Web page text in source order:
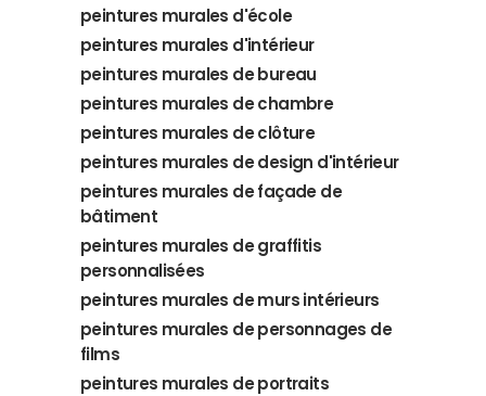
peintures murales d'école
peintures murales d'intérieur
peintures murales de bureau
peintures murales de chambre
peintures murales de clôture
peintures murales de design d'intérieur
peintures murales de façade de
bâtiment
peintures murales de graffitis
personnalisées
peintures murales de murs intérieurs
peintures murales de personnages de
films
peintures murales de portraits